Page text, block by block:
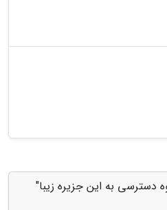
دسترسی به این جزیره زیبا"